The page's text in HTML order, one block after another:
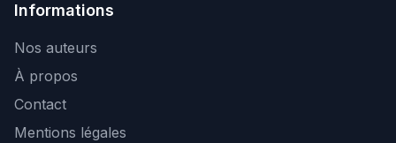
Informations
Nos auteurs
À propos
Contact
Mentions légales